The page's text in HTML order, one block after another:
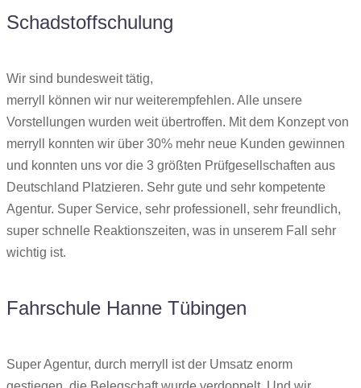
Schadstoffschulung
Wir sind bundesweit tätig,
merryll können wir nur weiterempfehlen. Alle unsere
Vorstellungen wurden weit übertroffen. Mit dem Konzept von
merryll konnten wir über 30% mehr neue Kunden gewinnen
und konnten uns vor die 3 größten Prüfgesellschaften aus
Deutschland Platzieren. Sehr gute und sehr kompetente
Agentur. Super Service, sehr professionell, sehr freundlich,
super schnelle Reaktionszeiten, was in unserem Fall sehr
wichtig ist.
Fahrschule Hanne Tübingen
Super Agentur, durch merryll ist der Umsatz enorm